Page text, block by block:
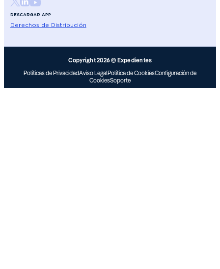
DESCARGAR APP
Derechos de Distribución
Copyright 2026 © Expedientes
Políticas de PrivacidadAviso LegalPolítica de CookiesConfiguración de
CookiesSoporte